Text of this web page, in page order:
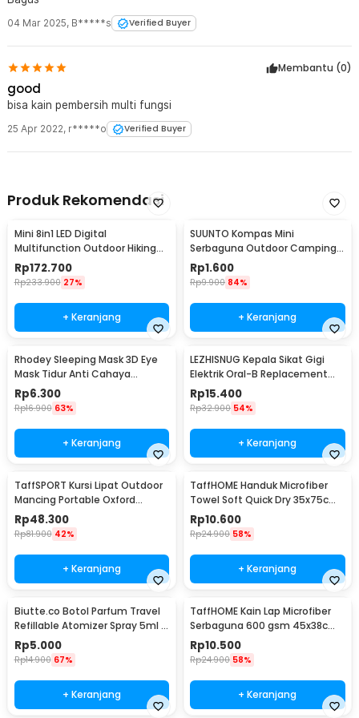
04 Mar 2025, B*****s Verified Buyer
Membantu (0)
good
bisa kain pembersih multi fungsi
25 Apr 2022, r*****o Verified Buyer
Produk Rekomendasi
Mini 8in1 LED Digital
Multifunction Outdoor Hiking
Camping Compass - RV77
Rp172.700
Rp233.900 27%
+ Keranjang
SUUNTO Kompas Mini
Serbaguna Outdoor Camping
Hiking for Watch Strap
Rp1.600
Rp9.900 84%
+ Keranjang
Rhodey Sleeping Mask 3D Eye
Mask Tidur Anti Cahaya
Penutup Mata Nyaman - LB03
Rp6.300
Rp16.900 63%
+ Keranjang
LEZHISNUG Kepala Sikat Gigi
Elektrik Oral-B Replacement
D12 D16 4 PCS - SB-17A
Rp15.400
Rp32.900 54%
+ Keranjang
TaffSPORT Kursi Lipat Outdoor
Mancing Portable Oxford
Folding Chair - ZDY01
Rp48.300
Rp81.900 42%
+ Keranjang
TaffHOME Handuk Microfiber
Towel Soft Quick Dry 35x75cm
- S-20
Rp10.600
Rp24.900 58%
+ Keranjang
Biutte.co Botol Parfum Travel
Refillable Atomizer Spray 5ml -
AB-05
Rp5.000
Rp14.900 67%
+ Keranjang
TaffHOME Kain Lap Microfiber
Serbaguna 600 gsm 45x38cm 1
PCS - H-35G
Rp10.500
Rp24.900 58%
+ Keranjang